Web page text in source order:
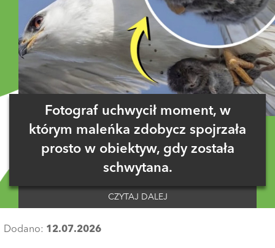
Fotograf uchwycił moment, w
którym maleńka zdobycz spojrzała
prosto w obiektyw, gdy została
schwytana.
CZYTAJ DALEJ
Dodano: 12.07.2026